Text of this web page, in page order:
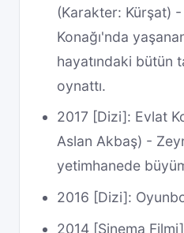
(Karakter: Kürşat)
Konağı'nda
hayatındaki bütün
oynattı.
2017 [Dizi]: Evlat
Aslan Akbaş) -
yetimhanede
2016 [Dizi]:
2014 [Sinema